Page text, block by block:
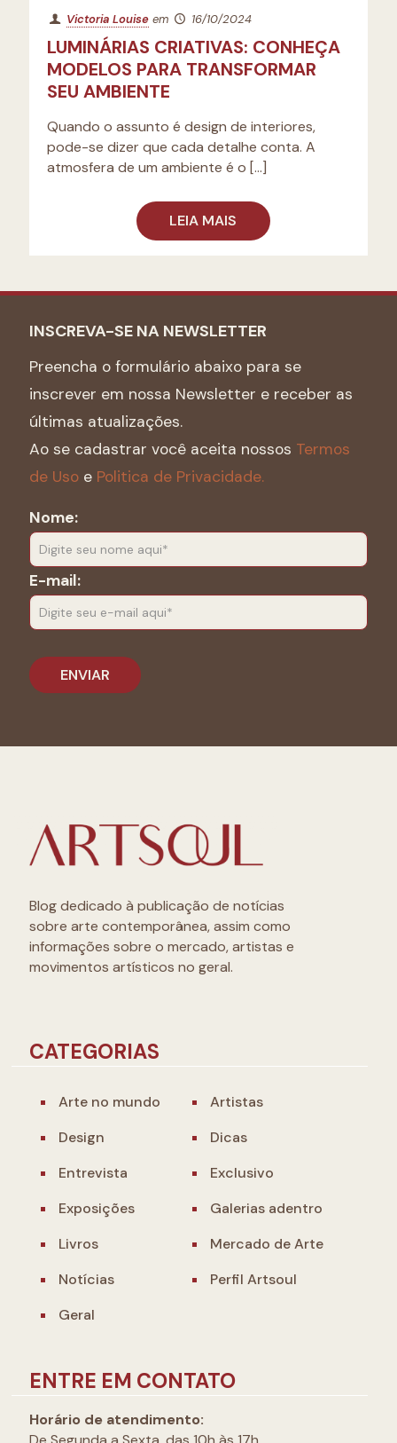
Victoria Louise em 16/10/2024
LUMINÁRIAS CRIATIVAS: CONHEÇA
MODELOS PARA TRANSFORMAR
SEU AMBIENTE
Quando o assunto é design de interiores,
pode-se dizer que cada detalhe conta. A
atmosfera de um ambiente é o […]
LEIA MAIS
INSCREVA-SE NA NEWSLETTER
Preencha o formulário abaixo para se
inscrever em nossa Newsletter e receber as
últimas atualizações.
Ao se cadastrar você aceita nossos Termos
de Uso e Politica de Privacidade.
Nome:
E-mail:
Blog dedicado à publicação de notícias
sobre arte contemporânea, assim como
informações sobre o mercado, artistas e
movimentos artísticos no geral.
CATEGORIAS
Arte no mundo
Artistas
Design
Dicas
Entrevista
Exclusivo
Exposições
Galerias adentro
Livros
Mercado de Arte
Notícias
Perfil Artsoul
Geral
ENTRE EM CONTATO
Horário de atendimento: